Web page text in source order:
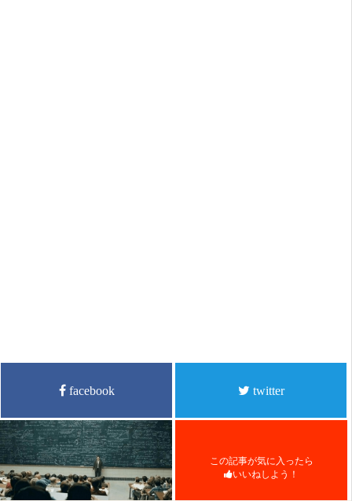
facebook twitter
この記事が気に入ったら
いいねしよう！